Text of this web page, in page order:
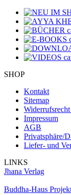
SHOP
Kontakt
Sitemap
Impressum
AGB
Privatsphäre/
Liefer- und
LINKS
Jhana Verlag
Buddha-Haus